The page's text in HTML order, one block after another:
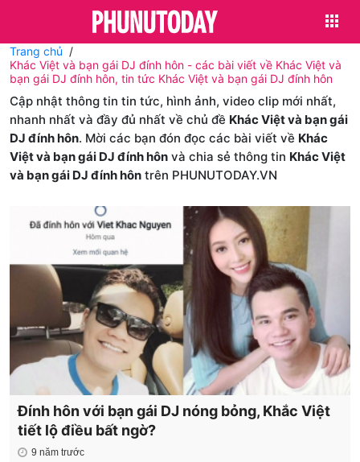
Trang chủ
Khác Việt và bạn gái DJ đính hôn - các bài viết về Khác Việt và
bạn gái DJ đính hôn, tin tức Khác Việt và bạn gái DJ đính hôn
Cập nhật thông tin tin tức, hình ảnh, video clip mới nhất,
nhanh nhất và đầy đủ nhất về chủ đề Khác Việt và bạn gái
DJ đính hôn. Mời các bạn đón đọc các bài viết về Khác
Việt và bạn gái DJ đính hôn và chia sẻ thông tin Khác Việt
và bạn gái DJ đính hôn trên PHUNUTODAY.VN
Đính hôn với bạn gái DJ nóng bỏng, Khắc Việt
tiết lộ điều bất ngờ?
9 năm trước